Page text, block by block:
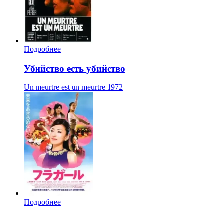
Подробнее
Убийство есть убийство
Un meurtre est un meurtre 1972
Подробнее